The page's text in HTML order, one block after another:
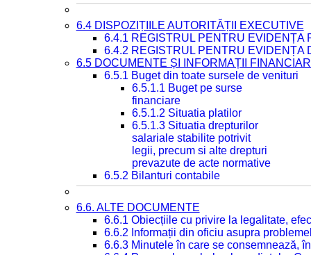
6.4 DISPOZIȚIILE AUTORITĂȚII EXECUTIVE
6.4.1 REGISTRUL PENTRU EVIDENȚA
6.4.2 REGISTRUL PENTRU EVIDENȚA
6.5 DOCUMENTE ȘI INFORMAȚII
6.5.1 Buget din toate sursele de venituri
6.5.1.1 Buget pe surse
financiare
6.5.1.2 Situatia platilor
6.5.1.3 Situatia drepturilor
salariale stabilite potrivit
legii, precum si alte drepturi
prevazute de acte normative
6.5.2 Bilanturi contabile
6.6. ALTE DOCUMENTE
6.6.1 Obiecțiile cu privire la legalitate,
6.6.2 Informații din oficiu asupra
6.6.3 Minutele în care se consemnează,